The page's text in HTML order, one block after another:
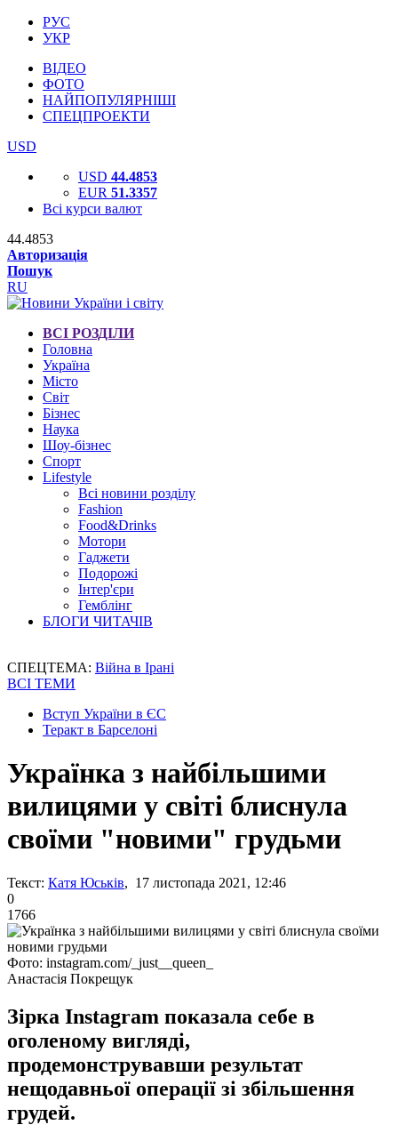
РУС
УКР
ВІДЕО
ФОТО
НАЙПОПУЛЯРНІШІ
СПЕЦПРОЕКТИ
USD
USD 44.4853
EUR 51.3357
Всі курси валют
44.4853
Авторизація
Пошук
RU
ВСІ РОЗДІЛИ
Головна
Україна
Місто
Світ
Бізнес
Наука
Шоу-бізнес
Спорт
Lifestyle
Всі новини розділу
Fashion
Food&Drinks
Мотори
Гаджети
Подорожі
Інтер'єри
Гемблінг
БЛОГИ ЧИТАЧІВ
СПЕЦТЕМА: Війна в Ірані
ВСІ ТЕМИ
Вступ України в ЄС
Теракт в Барселоні
Українка з найбільшими
вилицями у світі блиснула
своїми "новими" грудьми
Текст: Катя Юськів, 17 листопада 2021, 12:46
0
1766
Фото: instagram.com/_just__queen_
Анастасія Покрещук
Зірка Instagram показала себе в
оголеному вигляді,
продемонструвавши результат
нещодавньої операції зі збільшення
грудей.